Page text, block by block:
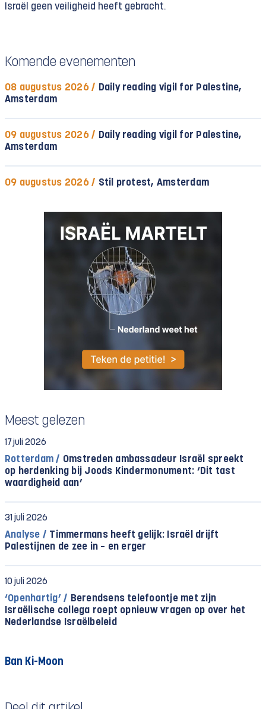
Israël geen veiligheid heeft gebracht.
Komende evenementen
08 augustus 2026 / Daily reading vigil for Palestine,
Amsterdam
09 augustus 2026 / Daily reading vigil for Palestine,
Amsterdam
09 augustus 2026 / Stil protest, Amsterdam
Meest gelezen
17 juli 2026
Rotterdam / Omstreden ambassadeur Israël spreekt
op herdenking bij Joods Kindermonument: ‘Dit tast
waardigheid aan’
31 juli 2026
Analyse / Timmermans heeft gelijk: Israël drijft
Palestijnen de zee in – en erger
10 juli 2026
‘Openhartig’ / Berendsens telefoontje met zijn
Israëlische collega roept opnieuw vragen op over het
Nederlandse Israëlbeleid
Ban Ki-Moon